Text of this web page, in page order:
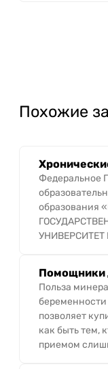
Похожие
Федеральное
образования
Помощники
Польза
позволяет
как быть тем,
приемом